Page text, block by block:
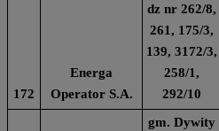
172
Energa
Operator S.A.
dz nr 262/8,
261, 175/3,
139, 3172/3,
258/1,
292/10
gm. Dywity